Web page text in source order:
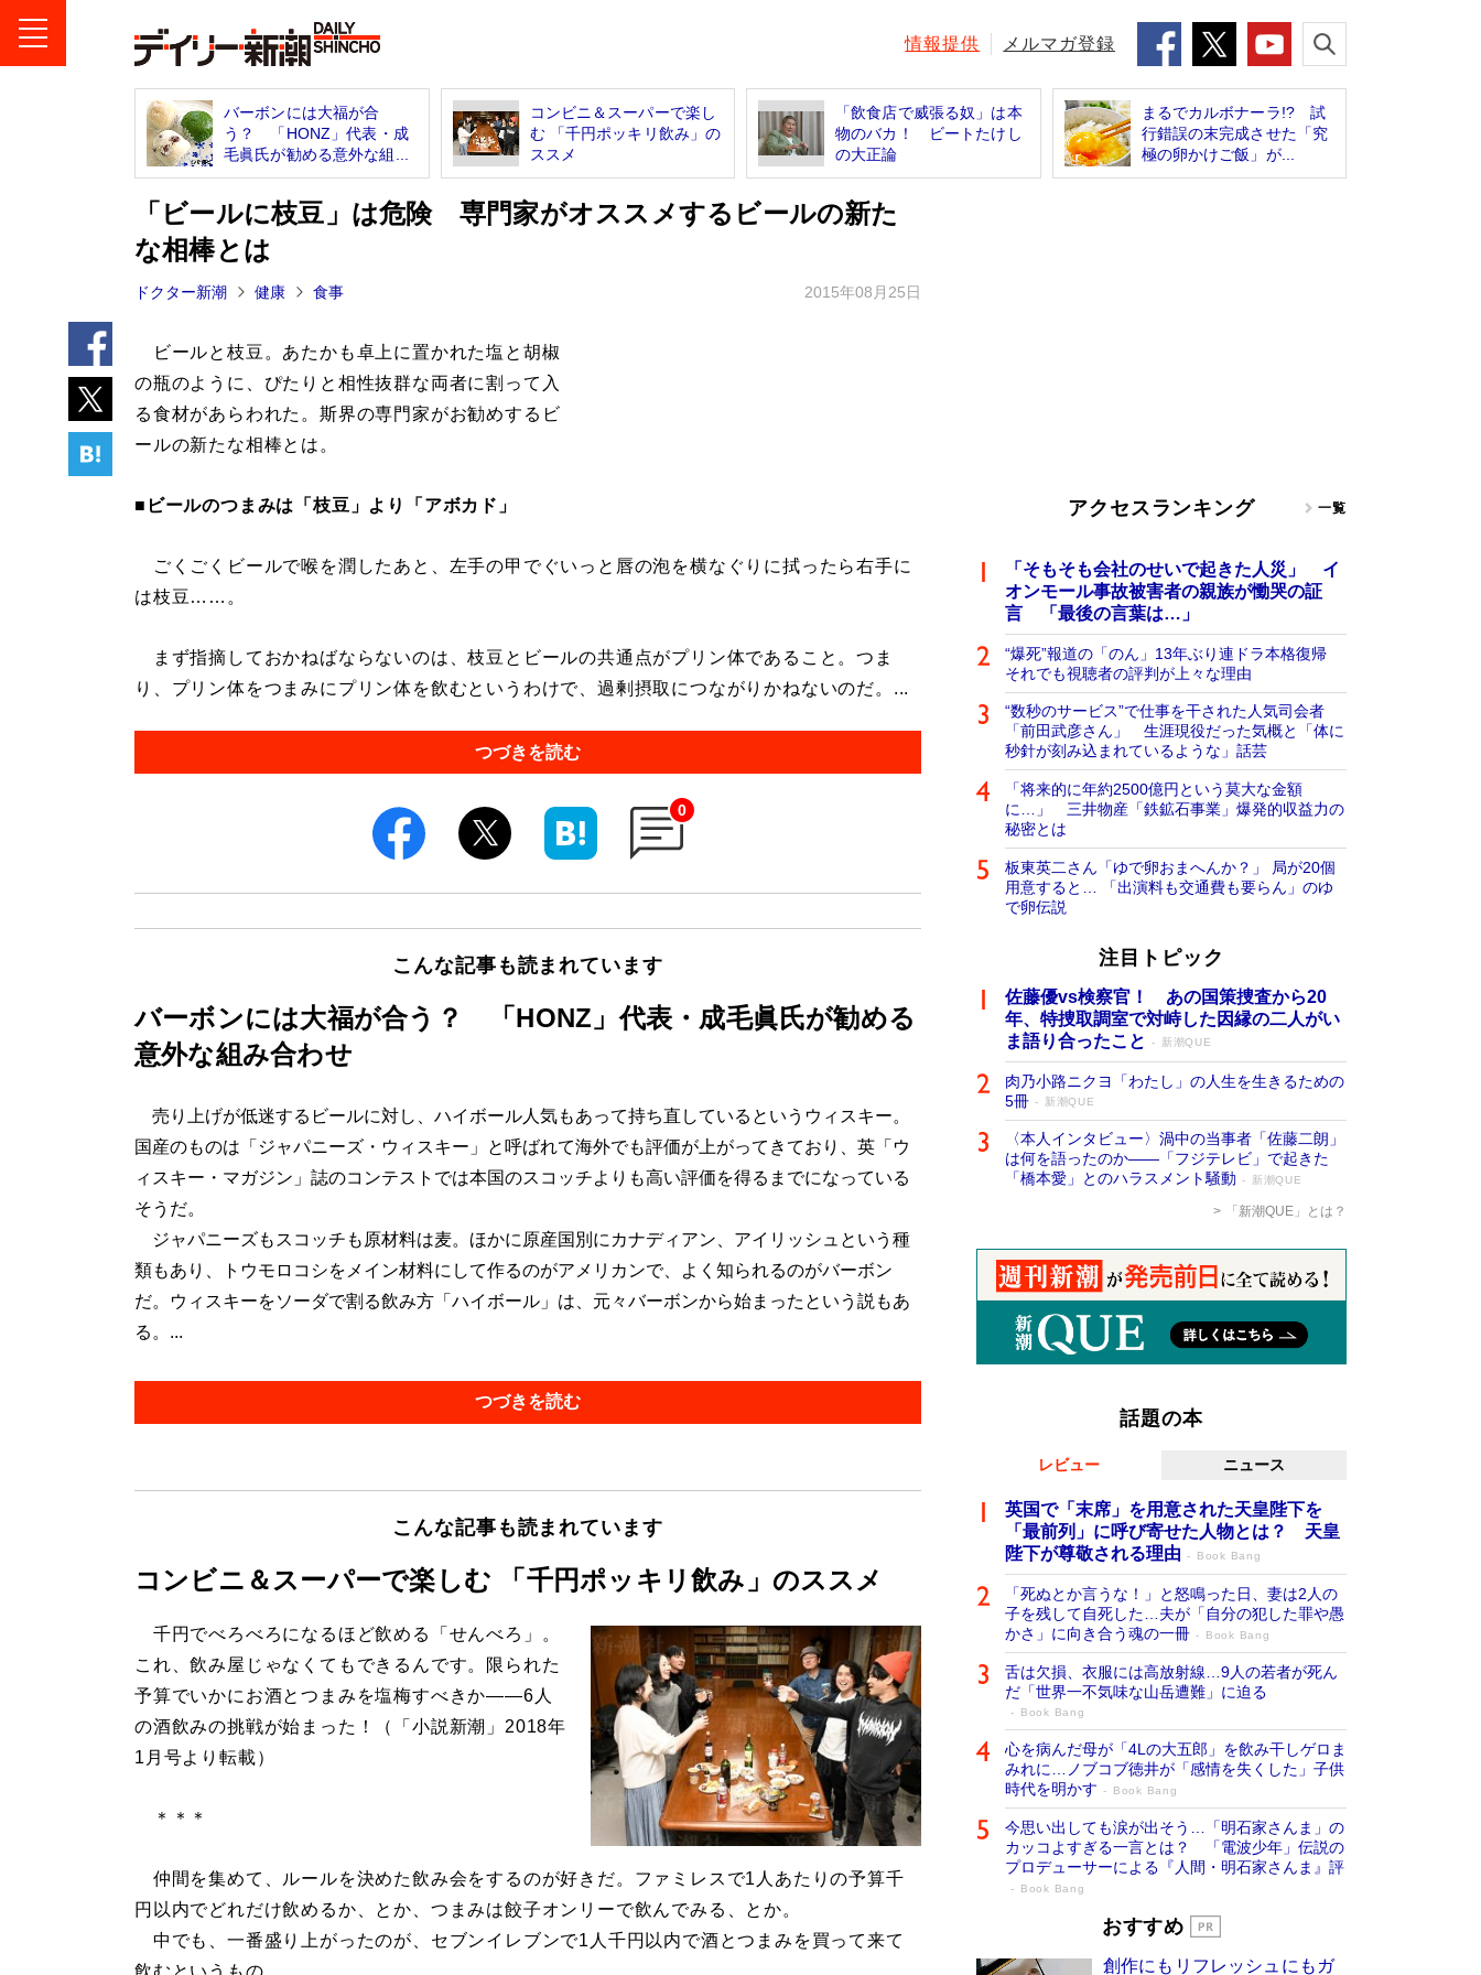
情報提供 メルマガ登録
バーボンには大福が合
う？ 「HONZ」代表・成
毛眞氏が勧める意外な組...
コンビニ＆スーパーで楽し
む 「千円ポッキリ飲み」の
ススメ
「飲食店で威張る奴」は本
物のバカ！ ビートたけし
の大正論
まるでカルボナーラ!? 試
行錯誤の末完成させた「究
極の卵かけご飯」が...
「ビールに枝豆」は危険 専門家がオススメするビールの新た
な相棒とは
ドクター新潮 健康 食事 2015年08月25日
ビールと枝豆。あたかも卓上に置かれた塩と胡椒
の瓶のように、ぴたりと相性抜群な両者に割って入
る食材があらわれた。斯界の専門家がお勧めするビ
ールの新たな相棒とは。
■ビールのつまみは「枝豆」より「アボカド」
ごくごくビールで喉を潤したあと、左手の甲でぐいっと唇の泡を横なぐりに拭ったら右手に
は枝豆……。
まず指摘しておかねばならないのは、枝豆とビールの共通点がプリン体であること。つま
り、プリン体をつまみにプリン体を飲むというわけで、過剰摂取につながりかねないのだ。...
つづきを読む
0
こんな記事も読まれています
バーボンには大福が合う？ 「HONZ」代表・成毛眞氏が勧める
意外な組み合わせ
売り上げが低迷するビールに対し、ハイボール人気もあって持ち直しているというウィスキー。
国産のものは「ジャパニーズ・ウィスキー」と呼ばれて海外でも評価が上がってきており、英「ウ
ィスキー・マガジン」誌のコンテストでは本国のスコッチよりも高い評価を得るまでになっている
そうだ。
ジャパニーズもスコッチも原材料は麦。ほかに原産国別にカナディアン、アイリッシュという種
類もあり、トウモロコシをメイン材料にして作るのがアメリカンで、よく知られるのがバーボン
だ。ウィスキーをソーダで割る飲み方「ハイボール」は、元々バーボンから始まったという説もあ
る。...
つづきを読む
こんな記事も読まれています
コンビニ＆スーパーで楽しむ 「千円ポッキリ飲み」のススメ
千円でべろべろになるほど飲める「せんべろ」。
これ、飲み屋じゃなくてもできるんです。限られた
予算でいかにお酒とつまみを塩梅すべきか――6人
の酒飲みの挑戦が始まった！（「小説新潮」2018年
1月号より転載）
＊＊＊
仲間を集めて、ルールを決めた飲み会をするのが好きだ。ファミレスで1人あたりの予算千
円以内でどれだけ飲めるか、とか、つまみは餃子オンリーで飲んでみる、とか。
中でも、一番盛り上がったのが、セブンイレブンで1人千円以内で酒とつまみを買って来て
アクセスランキング 一覧
「そもそも会社のせいで起きた人災」 イ
オンモール事故被害者の親族が慟哭の証
言 「最後の言葉は…」
“爆死”報道の「のん」13年ぶり連ドラ本格復帰
それでも視聴者の評判が上々な理由
“数秒のサービス”で仕事を干された人気司会者
「前田武彦さん」 生涯現役だった気概と「体に
秒針が刻み込まれているような」話芸
「将来的に年約2500億円という莫大な金額
に…」 三井物産「鉄鉱石事業」爆発的収益力の
秘密とは
板東英二さん「ゆで卵おまへんか？」 局が20個
用意すると… 「出演料も交通費も要らん」のゆ
で卵伝説
注目トピック
佐藤優vs検察官！ あの国策捜査から20
年、特捜取調室で対峙した因縁の二人がい
ま語り合ったこと
新潮QUE
肉乃小路ニクヨ「わたし」の人生を生きるための
5冊
新潮QUE
〈本人インタビュー〉渦中の当事者「佐藤二朗」
は何を語ったのか――「フジテレビ」で起きた
「橋本愛」とのハラスメント騒動
新潮QUE
「新潮QUE」とは？
話題の本
レビュー ニュース
英国で「末席」を用意された天皇陛下を
「最前列」に呼び寄せた人物とは？ 天皇
陛下が尊敬される理由
Book Bang
「死ぬとか言うな！」と怒鳴った日、妻は2人の
子を残して自死した…夫が「自分の犯した罪や愚
かさ」に向き合う魂の一冊
Book Bang
舌は欠損、衣服には高放射線…9人の若者が死ん
だ「世界一不気味な山岳遭難」に迫る
Book Bang
心を病んだ母が「4Lの大五郎」を飲み干しゲロま
みれに…ノブコブ徳井が「感情を失くした」子供
時代を明かす
Book Bang
今思い出しても涙が出そう…「明石家さんま」の
カッコよすぎる一言とは？ 「電波少年」伝説の
プロデューサーによる『人間・明石家さんま』評
Book Bang
「宇宙兄弟」最終46巻がベストセラー1
物語に幕 特装版には「宇宙で描かれたマ
おすすめ
創作にもリフレッシュにもガ